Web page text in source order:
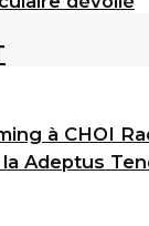
à CHOI
Adeptus